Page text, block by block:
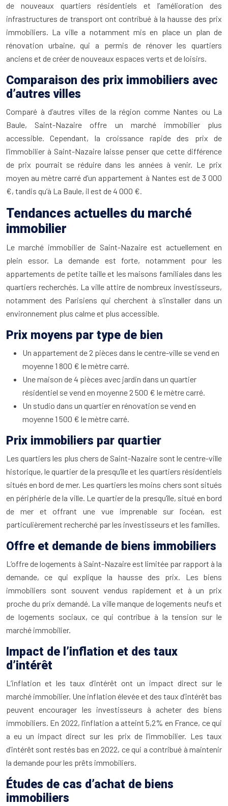
de nouveaux quartiers résidentiels et l’amélioration des
infrastructures de transport ont contribué à la hausse des prix
immobiliers. La ville a notamment mis en place un plan de
rénovation urbaine, qui a permis de rénover les quartiers
anciens et de créer de nouveaux espaces verts et de loisirs.
Comparaison des prix immobiliers avec
d’autres villes
Comparé à d’autres villes de la région comme Nantes ou La
Baule, Saint-Nazaire offre un marché immobilier plus
accessible. Cependant, la croissance rapide des prix de
l’immobilier à Saint-Nazaire laisse penser que cette différence
de prix pourrait se réduire dans les années à venir. Le prix
moyen au mètre carré d’un appartement à Nantes est de 3 000
€, tandis qu’à La Baule, il est de 4 000 €.
Tendances actuelles du marché
immobilier
Le marché immobilier de Saint-Nazaire est actuellement en
plein essor. La demande est forte, notamment pour les
appartements de petite taille et les maisons familiales dans les
quartiers recherchés. La ville attire de nombreux investisseurs,
notamment des Parisiens qui cherchent à s’installer dans un
environnement plus calme et plus accessible.
Prix moyens par type de bien
Un appartement de 2 pièces dans le centre-ville se vend en
moyenne 1 800 € le mètre carré.
Une maison de 4 pièces avec jardin dans un quartier
résidentiel se vend en moyenne 2 500 € le mètre carré.
Un studio dans un quartier en rénovation se vend en
moyenne 1 500 € le mètre carré.
Prix immobiliers par quartier
Les quartiers les plus chers de Saint-Nazaire sont le centre-ville
historique, le quartier de la presqu’île et les quartiers résidentiels
situés en bord de mer. Les quartiers les moins chers sont situés
en périphérie de la ville. Le quartier de la presqu’île, situé en bord
de mer et offrant une vue imprenable sur l’océan, est
particulièrement recherché par les investisseurs et les familles.
Offre et demande de biens immobiliers
L’offre de logements à Saint-Nazaire est limitée par rapport à la
demande, ce qui explique la hausse des prix. Les biens
immobiliers sont souvent vendus rapidement et à un prix
proche du prix demandé. La ville manque de logements neufs et
de logements sociaux, ce qui contribue à la tension sur le
marché immobilier.
Impact de l’inflation et des taux
d’intérêt
L’inflation et les taux d’intérêt ont un impact direct sur le
marché immobilier. Une inflation élevée et des taux d’intérêt bas
peuvent encourager les investisseurs à acheter des biens
immobiliers. En 2022, l’inflation a atteint 5,2% en France, ce qui
a eu un impact direct sur les prix de l’immobilier. Les taux
d’intérêt sont restés bas en 2022, ce qui a contribué à maintenir
la demande pour les prêts immobiliers.
Études de cas d’achat de biens
immobiliers